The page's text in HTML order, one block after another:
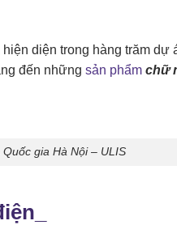
diện trong hàng trăm
đến những sản phẩm chữ
gia Hà Nội – ULIS